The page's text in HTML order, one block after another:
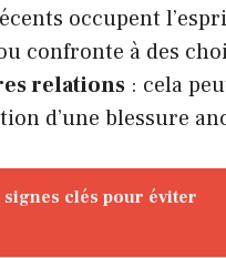
occupent
confronte à des
relations : cela
d’une blessure
clés pour éviter